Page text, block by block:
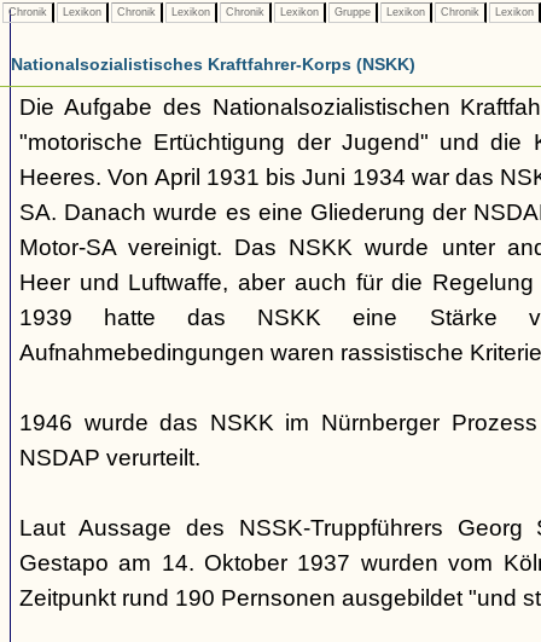
Chronik Lexikon Chronik Lexikon Chronik Lexikon Gruppe Lexikon Chronik Lexikon
Nationalsozialistisches Kraftfahrer-Korps (NSKK)
Die Aufgabe des Nationalsozialistischen
"motorische Ertüchtigung der Jugend" und die
Heeres. Von April 1931 bis Juni 1934 war das
SA. Danach wurde es eine Gliederung der
Motor-SA vereinigt. Das NSKK wurde unter
Heer und Luftwaffe, aber auch für die
1939 hatte das NSKK eine Stärke
Aufnahmebedingungen waren rassistische
1946 wurde das NSKK im Nürnberger
NSDAP verurteilt.
Laut Aussage des NSSK-Truppführers
Gestapo am 14. Oktober 1937 wurden vom
Zeitpunkt rund 190 Pernsonen ausgebildet "und